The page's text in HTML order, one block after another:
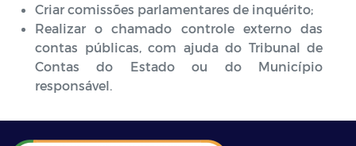
Criar comissões parlamentares de inquérito;
Realizar o chamado controle externo das
contas públicas, com ajuda do Tribunal de
Contas do Estado ou do Município
responsável.